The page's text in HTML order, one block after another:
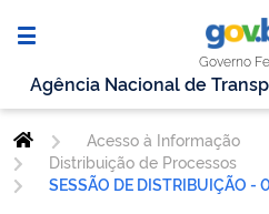
Governo
Agência Nacional de
Acesso à Informação
Distribuição de Processos